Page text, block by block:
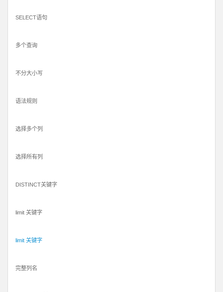
SELECT语句
多个查询
不分大小写
语法规则
选择多个列
选择所有列
DISTINCT关键字
limit 关键字
limit 关键字
完整列名